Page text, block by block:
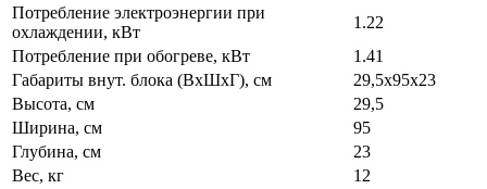
Потребление электроэнергии при
охлаждении, кВт
1.22
Потребление при обогреве, кВт
1.41
Габариты внут. блока (ВхШхГ), см
29,5х95х23
Высота, см
29,5
Ширина, см
95
Глубина, см
23
Вес, кг
12